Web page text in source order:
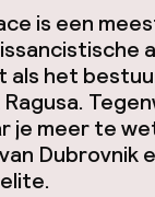
is een
als het
je meer te
Dubrovnik